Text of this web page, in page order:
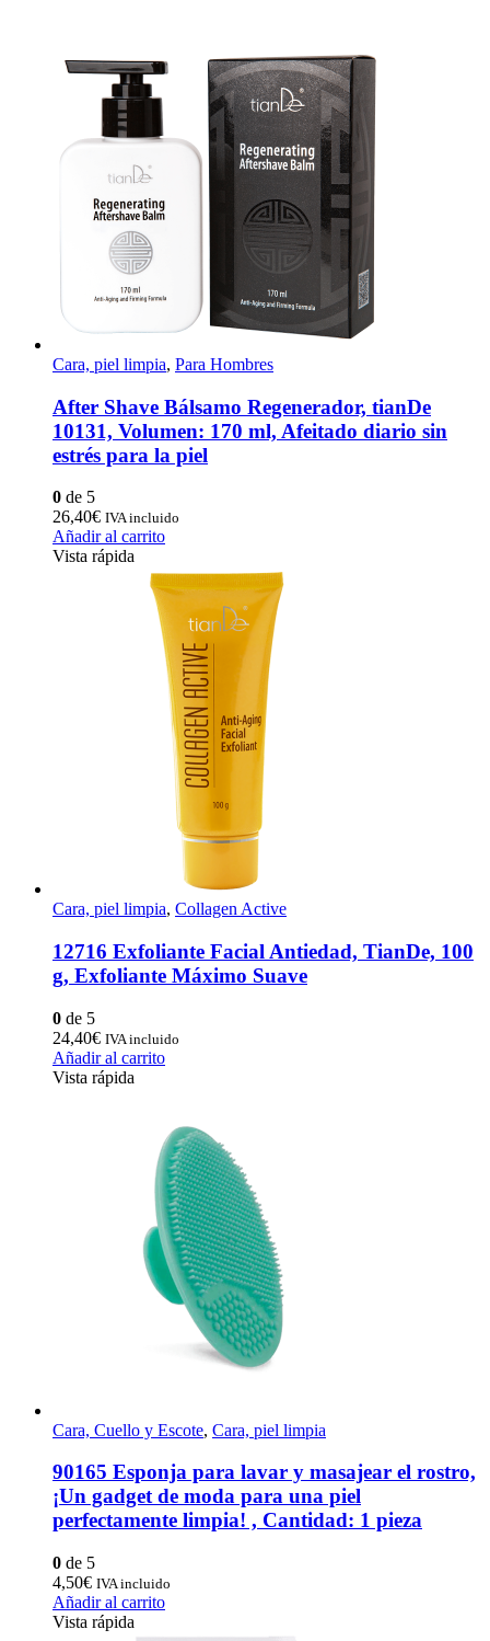
Cara, piel limpia, Para Hombres
After Shave Bálsamo Regenerador, tianDe
10131, Volumen: 170 ml, Afeitado diario sin
estrés para la piel
0 de 5
26,40€ IVA incluido
Añadir al carrito
Vista rápida
Cara, piel limpia, Collagen Active
12716 Exfoliante Facial Antiedad, TianDe, 100
g, Exfoliante Máximo Suave
0 de 5
24,40€ IVA incluido
Añadir al carrito
Vista rápida
Cara, Cuello y Escote, Cara, piel limpia
90165 Esponja para lavar y masajear el rostro,
¡Un gadget de moda para una piel
perfectamente limpia! , Cantidad: 1 pieza
0 de 5
4,50€ IVA incluido
Añadir al carrito
Vista rápida